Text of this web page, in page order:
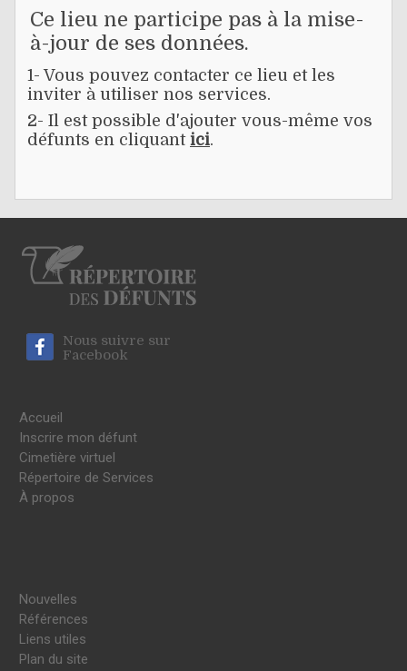
Ce lieu ne participe pas à la mise-
à-jour de ses données.
1- Vous pouvez contacter ce lieu et les
inviter à utiliser nos services.
2- Il est possible d'ajouter vous-même vos
défunts en cliquant ici.
Nous suivre sur
Facebook
Accueil
Inscrire mon défunt
Cimetière virtuel
Répertoire de Services
À propos
Nouvelles
Références
Liens utiles
Plan du site